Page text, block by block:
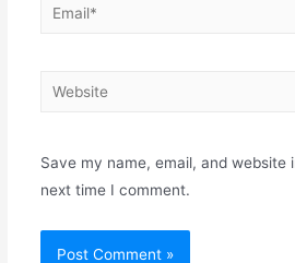
Email*
Website
Save my name, email, and website
next time I comment.